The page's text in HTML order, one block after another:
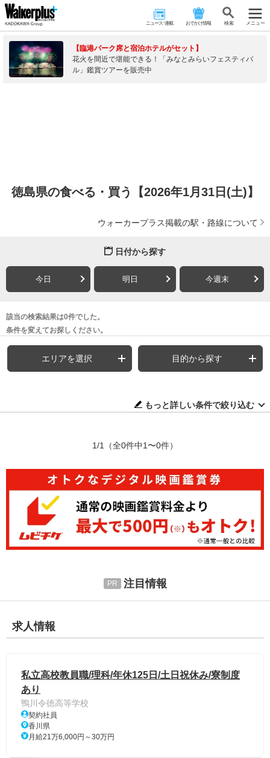
ニュース･連載 おでかけ情報 検 索 メニュー
【臨港パーク席と宿泊ホテルがセット】
花火を間近で堪能できる！「みなとみらいフェスティバ
ル」鑑賞ツアーを販売中
徳島県の食べる・買う【2026年1月31日(土)】
ウォーカープラス掲載の駅・路線について
日付から探す
今日 明日 今週末
該当の検索結果は0件でした。
条件を変えてお探しください。
エリアを選択 目的から探す
もっと詳しい条件で絞り込む
1/1 （全0件中1〜0件）
注目情報
求人情報
私立高校教員職/理科/年休125日/土日祝休み/寮制度
あり
鴨川令徳高等学校
契約社員
香川県
月給21万6,000円～30万円